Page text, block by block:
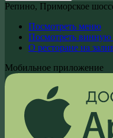
Репино, Приморское
Посмотреть меню
Посмотреть винную
О ресторане на
Мобильное приложение